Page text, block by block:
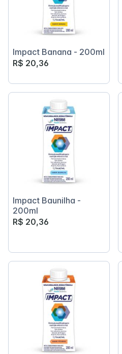
Impact Banana - 200ml
R$ 20,36
Impact Baunilha -
200ml
R$ 20,36